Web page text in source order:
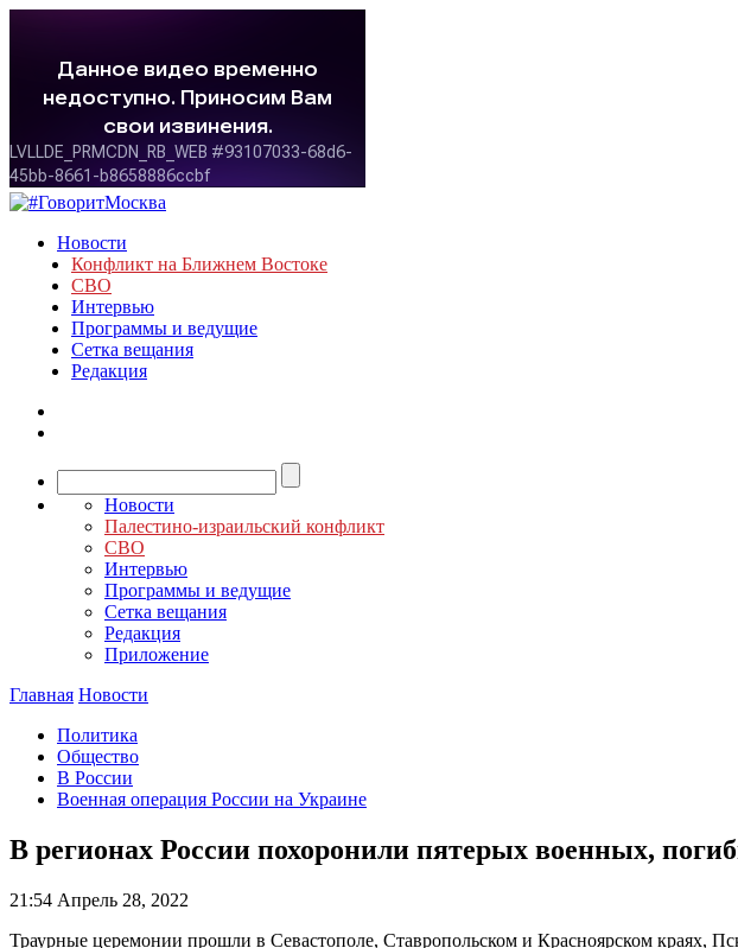
Новости
Конфликт на Ближнем Востоке
СВО
Интервью
Программы и ведущие
Сетка вещания
Редакция
Новости
Палестино-израильский конфликт
СВО
Интервью
Программы и ведущие
Сетка вещания
Редакция
Приложение
Главная Новости
Политика
Общество
В России
Военная операция России на Украине
В регионах России похоронили пятерых военных,
21:54 Апрель 28, 2022
Траурные церемонии прошли в Севастополе, Ставропольском и Красноярском краях,